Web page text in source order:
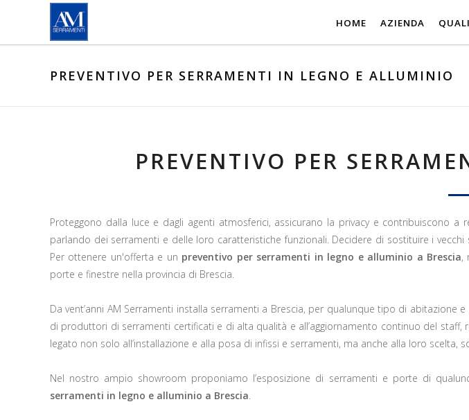
Salta al contenuto principale
HOME AZIENDA
PREVENTIVO PER SERRAMENTI IN LEGNO E ALLUMINIO
PREVENTIVO PER
Proteggono dalla luce e dagli agenti atmosferici, assicurano la privacy e contribuiscono
parlando dei serramenti e delle loro caratteristiche funzionali. Decidere di sostituire i
Per ottenere un'offerta e un preventivo per serramenti in legno e alluminio a Brescia,
porte e finestre nella provincia di Brescia.
Da vent’anni AM Serramenti installa serramenti a Brescia, per qualunque tipo di
di produttori di serramenti certificati e di alta qualità e all’aggiornamento continuo del
legato non solo all’installazione e alla posa di infissi e serramenti, ma anche alla loro scelta,
Nel nostro ampio showroom proponiamo l’esposizione di serramenti e porte di
serramenti in legno e alluminio a Brescia.